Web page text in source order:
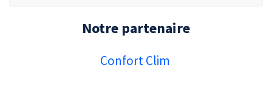
Notre partenaire
Confort Clim